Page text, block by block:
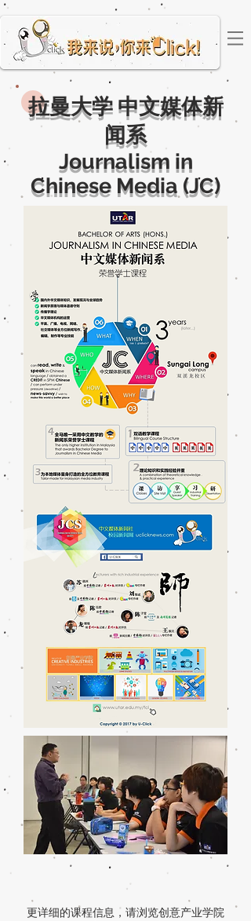
拉曼大学 中文媒体新
闻系
Journalism in
Chinese Media (JC)
更详细的课程信息，请浏览创意产业学院